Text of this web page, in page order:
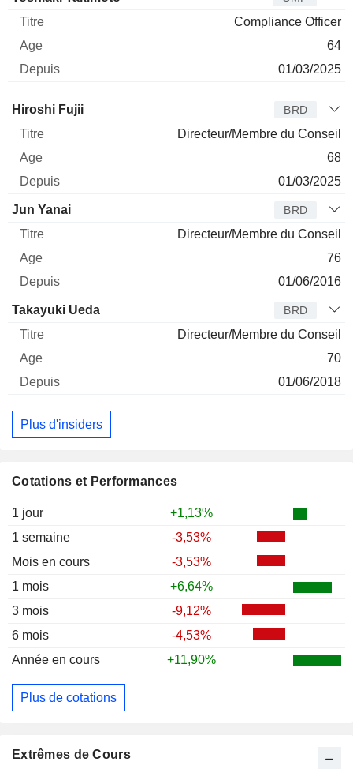
Cotations et Performances
1 jour
+1,13%
1 semaine
-3,53%
Mois en cours
-3,53%
1 mois
+6,64%
3 mois
-9,12%
6 mois
-4,53%
Année en cours
+11,90%
Plus de cotations
Extrêmes de Cours
Compliance Officer
64
01/03/2025
Administrateur
Hiroshi Fujii BRD
Directeur/Membre du Conseil
68
01/03/2025
Jun Yanai BRD
Directeur/Membre du Conseil
76
01/06/2016
Takayuki Ueda BRD
Directeur/Membre du Conseil
70
01/06/2018
Plus d'insiders